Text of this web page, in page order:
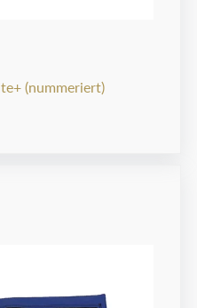
(nummeriert)